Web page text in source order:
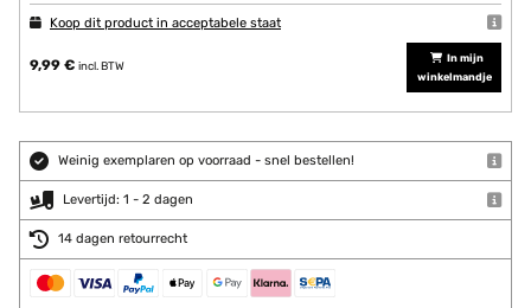
Koop dit product in acceptabele staat
9,99 € incl. BTW
In mijn
winkelmandje
Weinig exemplaren op voorraad - snel bestellen!
Levertijd: 1 - 2 dagen
14 dagen retourrecht